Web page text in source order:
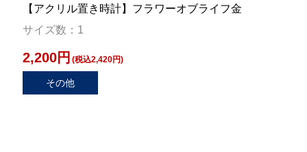
【アクリル置き時計】フラワーオブライフ金
サイズ数：1
2,200円 (税込2,420円)
その他